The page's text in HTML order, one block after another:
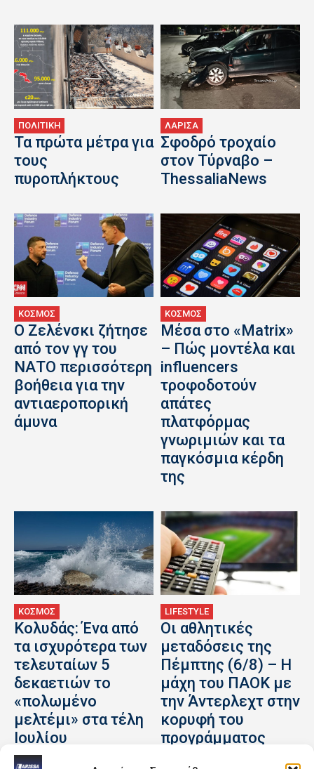
ΠΟΛΙΤΙΚΗ
Τα πρώτα μέτρα για
τους
πυροπλήκτους
ΛΑΡΙΣΑ
Σφοδρό τροχαίο
στον Τύρναβο –
ThessaliaNews
ΚΟΣΜΟΣ
Ο Ζελένσκι ζήτησε
από τον γγ του
ΝΑΤΟ περισσότερη
βοήθεια για την
αντιαεροπορική
άμυνα
ΚΟΣΜΟΣ
Μέσα στο «Matrix»
– Πώς μοντέλα και
influencers
τροφοδοτούν
απάτες
πλατφόρμας
γνωριμιών και τα
παγκόσμια κέρδη
της
ΚΟΣΜΟΣ
Κολυδάς: Ένα από
τα ισχυρότερα των
τελευταίων 5
δεκαετιών το
«πολωμένο
μελτέμι» στα τέλη
Ιουλίου
LIFESTYLE
Οι αθλητικές
μεταδόσεις της
Πέμπτης (6/8) – Η
μάχη του ΠΑΟΚ με
την Άντερλεχτ στην
κορυφή του
προγράμματος